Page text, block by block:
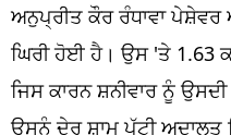
ਪੰਜਾਬ
ਧਰਮ
ਅਨੁਪ੍ਰੀਤ ਕੌਰ ਰੰਧਾਵਾ ਪੇਸ਼ੇਵਰ
ਘਿਰੀ ਹੋਈ ਹੈ। ਉਸ 'ਤੇ 1.63
ਜਿਸ ਕਾਰਨ ਸ਼ਨੀਵਾਰ ਨੂੰ
ਉਸਨੂੰ ਦੇਰ ਸ਼ਾਮ ਪੱਟੀ ਅਦਾਲਤ